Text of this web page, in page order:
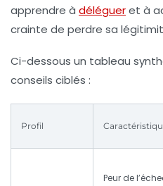
apprendre à délégueret à
crainte de perdre sa
Ci-dessous un tableau
conseils ciblés :
Profil
Peur de